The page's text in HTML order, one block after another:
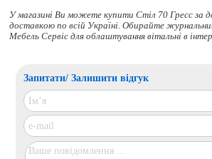
У магазині Ви можете купити Стіл 70 Гресс за
доставкою по всій Україні. Обирайте
Мебель Сервіс для облаштування вітальні в
Запитати/ Залишити відгук